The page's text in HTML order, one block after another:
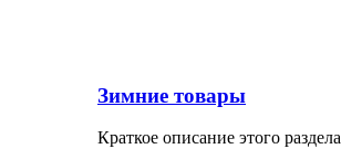
Зимние товары
Краткое описание этого раздела